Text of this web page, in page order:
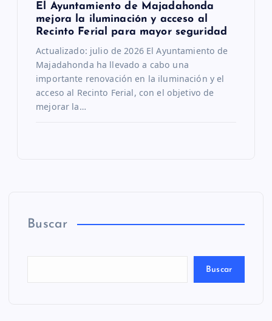
El Ayuntamiento de Majadahonda
mejora la iluminación y acceso al
Recinto Ferial para mayor seguridad
Actualizado: julio de 2026 El Ayuntamiento de
Majadahonda ha llevado a cabo una
importante renovación en la iluminación y el
acceso al Recinto Ferial, con el objetivo de
mejorar la…
Buscar
Buscar